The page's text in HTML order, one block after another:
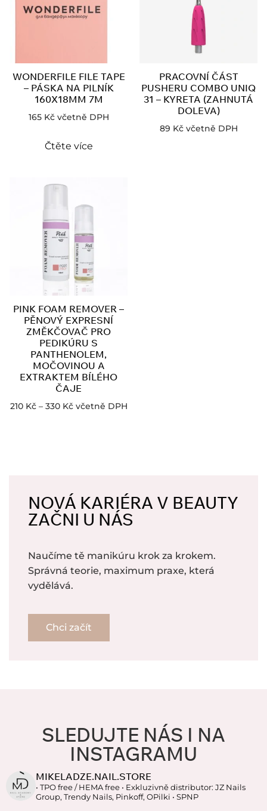
WONDERFILE FILE TAPE
– PÁSKA NA PILNÍK
160X18MM 7M
165 Kč včetně DPH
Čtěte více
PRACOVNÍ ČÁST
PUSHERU COMBO UNIQ
31 – KYRETA (ZAHNUTÁ
DOLEVA)
89 Kč včetně DPH
PINK FOAM REMOVER –
PĚNOVÝ EXPRESNÍ
ZMĚKČOVAČ PRO
PEDIKÚRU S
PANTHENOLEM,
MOČOVINOU A
EXTRAKTEM BÍLÉHO
ČAJE
210 Kč – 330 Kč včetně DPH
NOVÁ KARIÉRA V BEAUTY
ZAČNI U NÁS
Naučíme tě manikúru krok za krokem.
Správná teorie, maximum praxe, která
vydělává.
Chci začít
SLEDUJTE NÁS I NA
INSTAGRAMU
MIKELADZE.NAIL.STORE
• TPO free / HEMA free • Exkluzivně distributor: JZ Nails
Group, Trendy Nails, Pinkoff, OPilki • SPNP